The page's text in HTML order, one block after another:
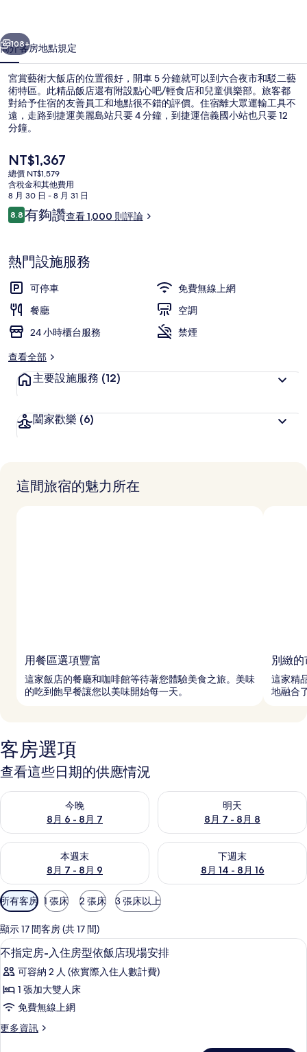
的
相
片
集
個 下一個
108+
簡介客房地點規定
宮賞藝術大飯店的位置很好，開車 5 分鐘就可以到六合夜市和駁二藝
術特區。此精品飯店還有附設點心吧/輕食店和兒童俱樂部。旅客都
對給予住宿的友善員工和地點很不錯的評價。住宿離大眾運輸工具不
遠，走路到捷運美麗島站只要 4 分鐘，到捷運信義國小站也只要 12
分鐘。
目
前
的
價
格
是
NT$1,367
總價 NT$1,579
含稅金和其他費用
8 月 30 日 - 8 月 31 日
評
論
8.88.8 分，滿分 10 分，
有夠讚查看 1,000 則評論
熱門設施服務
可停車
免費無線上網
餐廳
空調
24 小時櫃台服務
禁煙
查看全部
主要設施服務 (12)
闔家歡樂 (6)
這間旅宿的魅力所在
用餐區選項豐富
這家飯店的餐廳和咖啡館等待著您體驗美食之旅。美味
的吃到飽早餐讓您以美味開始每一天。
別緻
這家精
地融合
客房選項
查看這些日期的供應情況
今晚
8月 6 - 8月 7
查看今晚 (8月 6 - 8月 7) 的供應情況
明天
8月 7 - 8月 8
查看明天 (8月 7 - 8月 8) 的供
本週末
8月 7 - 8月 9
查看本週末 (8月 7 - 8月 9) 的供應情況
下週末
8月 14 - 8月 16
查看下週末 (8月 14 - 8月 16)
可
用
的
客
房
篩
選
條
所有客房 1 張床 2 張床 3 張床以上
顯示 17 間客房 (共 17 間)
顯
示
不
指
定
房-
客房內保險箱、書桌、隔音、免費無線
13
不指定房-入住房型依飯店現場安排
可容納 2 人 (依實際入住人數計費)
1 張加大雙人床
免費無線上網
更多資訊
更